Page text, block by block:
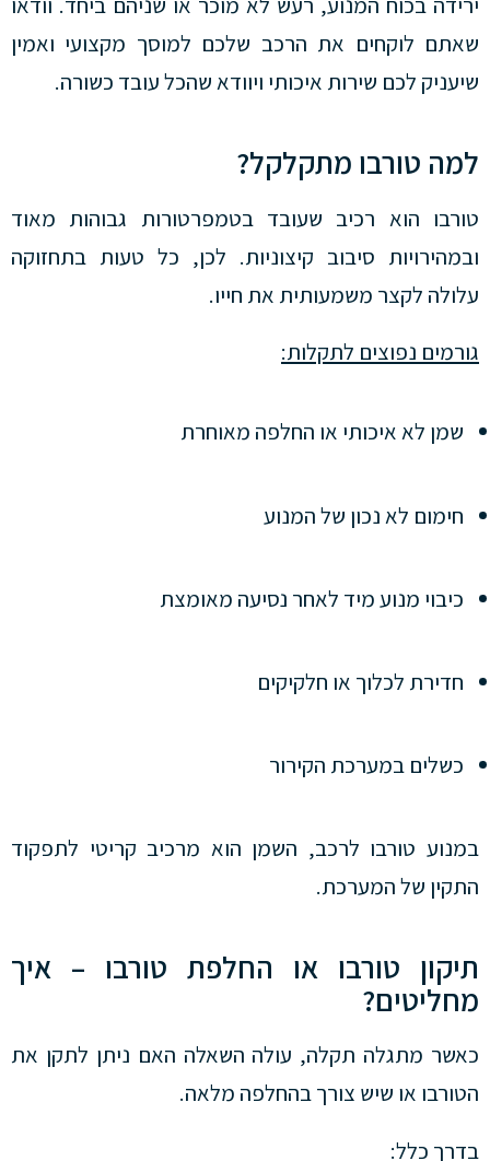
שאתם לוקחים את הרכב שלכם למוסך מקצועי ואמין
שיעניק לכם שירות איכותי ויוודא שהכל עובד כשורה.
למה טורבו מתקלקל?
טורבו הוא רכיב שעובד בטמפרטורות גבוהות מאוד
ובמהירויות סיבוב קיצוניות. לכן, כל טעות בתחזוקה
עלולה לקצר משמעותית את חייו.
גורמים נפוצים לתקלות:
שמן לא איכותי או החלפה מאוחרת
חימום לא נכון של המנוע
כיבוי מנוע מיד לאחר נסיעה מאומצת
חדירת לכלוך או חלקיקים
כשלים במערכת הקירור
במנוע טורבו לרכב, השמן הוא מרכיב קריטי לתפקוד
התקין של המערכת.
תיקון טורבו או החלפת טורבו – איך
מחליטים?
כאשר מתגלה תקלה, עולה השאלה האם ניתן לתקן את
הטורבו או שיש צורך בהחלפה מלאה.
בדרך כלל: